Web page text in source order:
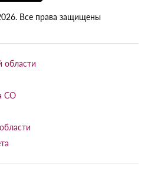
Все права защищены
области
СО